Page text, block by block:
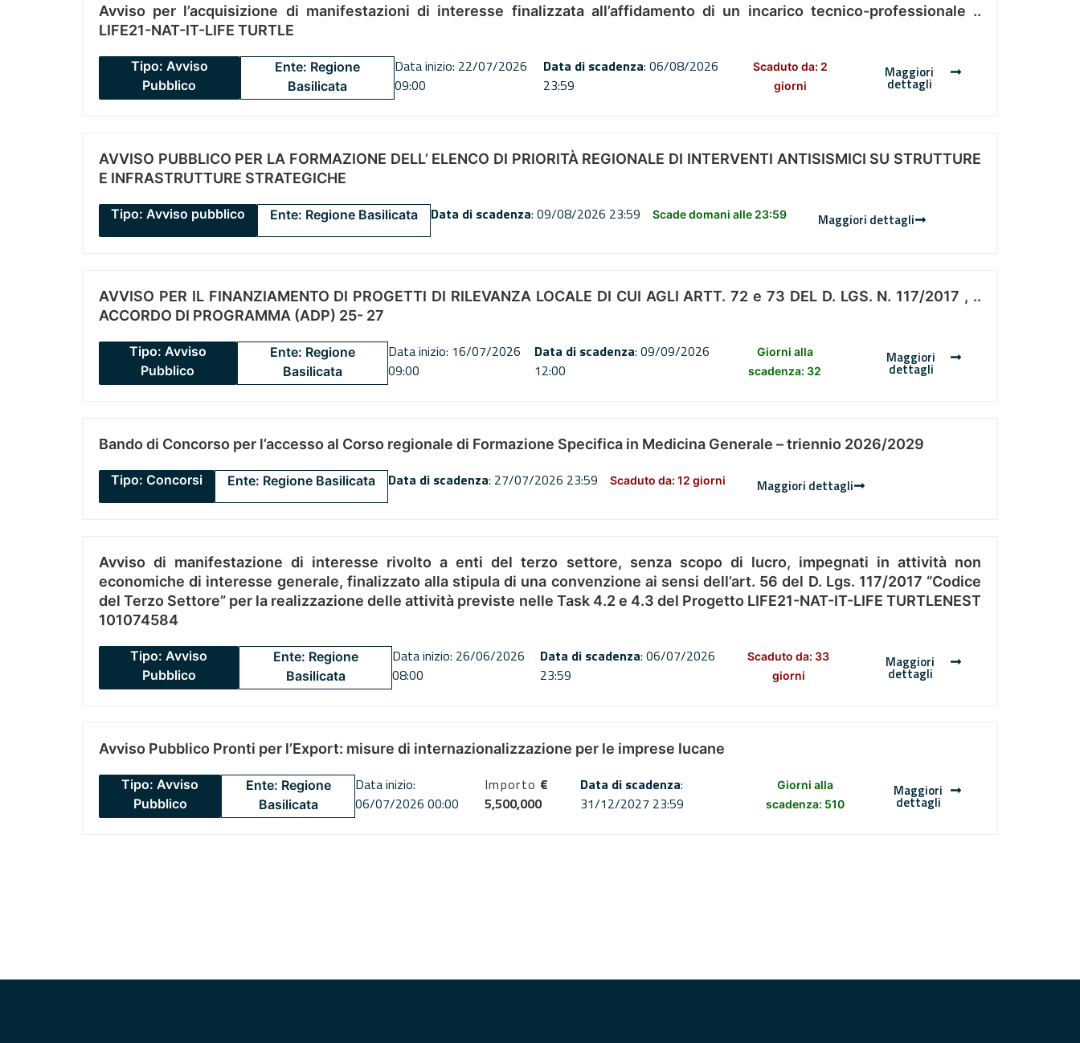
Avviso per l’acquisizione di manifestazioni di interesse finalizzata all’affidamento di un incarico tecnico-professionale ..
LIFE21-NAT-IT-LIFE TURTLE
Tipo: Avviso
Pubblico
Ente: Regione
Basilicata
Data inizio: 22/07/2026
09:00
Data di scadenza: 06/08/2026
23:59
Scaduto da: 2
giorni
Maggiori
dettagli
AVVISO PUBBLICO PER LA FORMAZIONE DELL’ ELENCO DI PRIORITÀ REGIONALE DI INTERVENTI ANTISISMICI SU STRUTTURE
E INFRASTRUTTURE STRATEGICHE
Tipo: Avviso pubblico Ente: Regione Basilicata Data di scadenza: 09/08/2026 23:59 Scade domani alle 23:59 Maggiori dettagli
AVVISO PER IL FINANZIAMENTO DI PROGETTI DI RILEVANZA LOCALE DI CUI AGLI ARTT. 72 e 73 DEL D. LGS. N. 117/2017 , ..
ACCORDO DI PROGRAMMA (ADP) 25- 27
Tipo: Avviso
Pubblico
Ente: Regione
Basilicata
Data inizio: 16/07/2026
09:00
Data di scadenza: 09/09/2026
12:00
Giorni alla
scadenza: 32
Maggiori
dettagli
Bando di Concorso per l’accesso al Corso regionale di Formazione Specifica in Medicina Generale – triennio 2026/2029
Tipo: Concorsi Ente: Regione Basilicata Data di scadenza: 27/07/2026 23:59 Scaduto da: 12 giorni Maggiori dettagli
Avviso di manifestazione di interesse rivolto a enti del terzo settore, senza scopo di lucro, impegnati in attività non
economiche di interesse generale, finalizzato alla stipula di una convenzione ai sensi dell’art. 56 del D. Lgs. 117/2017 “Codice
del Terzo Settore” per la realizzazione delle attività previste nelle Task 4.2 e 4.3 del Progetto LIFE21-NAT-IT-LIFE TURTLENEST
101074584
Tipo: Avviso
Pubblico
Ente: Regione
Basilicata
Data inizio: 26/06/2026
08:00
Data di scadenza: 06/07/2026
23:59
Scaduto da: 33
giorni
Maggiori
dettagli
Avviso Pubblico Pronti per l’Export: misure di internazionalizzazione per le imprese lucane
Tipo: Avviso
Pubblico
Ente: Regione
Basilicata
Data inizio:
06/07/2026 00:00
Importo €
5,500,000
Data di scadenza:
31/12/2027 23:59
Giorni alla
scadenza: 510
Maggiori
dettagli